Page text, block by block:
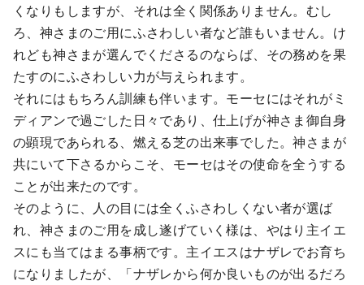
くなりもしますが、それは全く関係ありません。むし
ろ、神さまのご用にふさわしい者など誰もいません。け
れども神さまが選んでくださるのならば、その務めを果
たすのにふさわしい力が与えられます。
それにはもちろん訓練も伴います。モーセにはそれがミ
ディアンで過ごした日々であり、仕上げが神さま御自身
の顕現であられる、燃える芝の出来事でした。神さまが
共にいて下さるからこそ、モーセはその使命を全うする
ことが出来たのです。
そのように、人の目には全くふさわしくない者が選ば
れ、神さまのご用を成し遂げていく様は、やはり主イエ
スにも当てはまる事柄です。主イエスはナザレでお育ち
になりましたが、「ナザレから何か良いものが出るだろ